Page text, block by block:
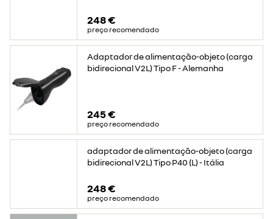
248 €
preço recomendado
Adaptador de alimentação-objeto (carga
bidirecional V2L) Tipo F - Alemanha
245 €
preço recomendado
adaptador de alimentação-objeto (carga
bidirecional V2L) Tipo P40 (L) - Itália
248 €
preço recomendado